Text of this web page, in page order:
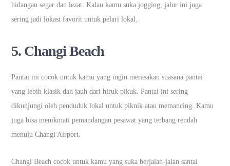
hidangan segar dan lezat. Kalau kamu suka jogging, jalur ini juga
sering jadi lokasi favorit untuk pelari lokal.
5. Changi Beach
Pantai ini cocok untuk kamu yang ingin merasakan suasana pantai
yang lebih klasik dan jauh dari hiruk pikuk. Pantai ini sering
dikunjungi oleh penduduk lokal untuk piknik atau memancing. Kamu
juga bisa menikmati pemandangan pesawat yang terbang rendah
menuju Changi Airport.
Changi Beach cocok untuk kamu yang suka berjalan-jalan santai